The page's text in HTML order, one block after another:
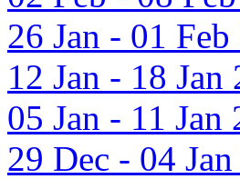
26 Jan - 01
12 Jan - 18 Jan
05 Jan - 11 Jan
29 Dec - 04